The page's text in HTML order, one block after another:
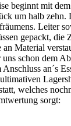
beginnt mit
um halb zehn.
Leiter
gepackt, die
Material
schon dem
an´s
welches
sorgt: